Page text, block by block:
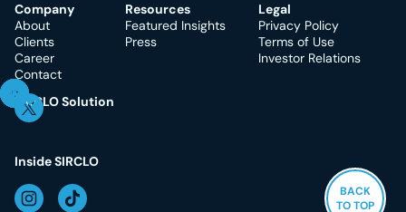
BACK
TO TOP
Company
About
Clients
Career
Contact
Resources
Featured Insights
Press
Legal
Privacy Policy
Terms of Use
Investor Relations
SIRCLO Solution
Inside SIRCLO
BACK
TO TOP
BACK
TO TOP